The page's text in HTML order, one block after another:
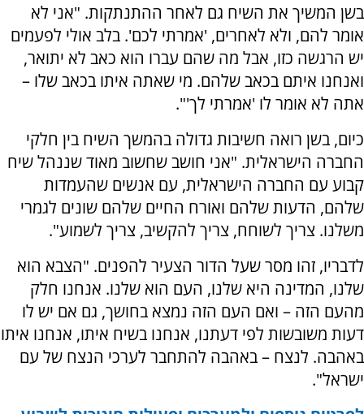
בשן המשיך את השיח גם לאחר ההתנתקות. "אני לא
אומר להם, ולא לאחרים, 'אמרתי לכם'. בלב אולי לפעמים
יש הרגשה כזו, אבל מה שהם עברו הוא כאב לא יתואר,
ואנחנו איתם בכאב שלהם. מי שאתה איתו בכאב שלו –
אתה לא אומר לו 'אמרתי לך'".
כיום, בשן רואה חשיבות גדולה בהמשך השיח בין חלקי
החברה הישראלית. "אני חושב שחשוב מאוד שננהל שיח
קבוע עם החברה הישראלית, עם אנשים שהעמדות
שלהם, הדעות שלהם ואורח החיים שלהם שונים לגמרי
משלנו. צריך לשוחח, צריך להקשיב, צריך לשמוע".
לדבריו, זהו מסר שעל הדור הצעיר להפנים. "הצבא הוא
שלנו, המדינה היא שלנו, העם הוא שלנו. אנחנו חלק
מהעם הזה – ואם העם הזה נמצא בחושך, גם אם יש לו
דעות משובשות לפי דעתנו, אנחנו בשיח איתו, אנחנו איתו
באהבה. לנצח – באהבה להתחבר לערכי הנצח של עם
ישראל".